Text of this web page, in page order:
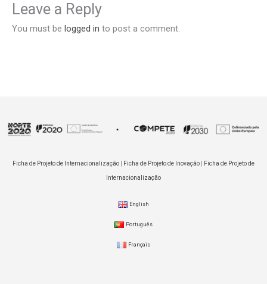
Leave a Reply
You must be logged in to post a comment.
Ficha de Projeto de Internacionalização Ficha de Projeto de Inovação Ficha de Projeto de
Internacionalização
English
Português
Français